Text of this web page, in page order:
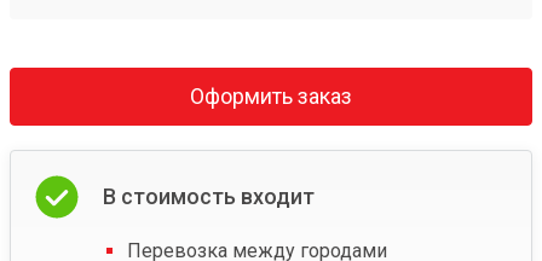
Оформить заказ
В стоимость входит
Перевозка между городами